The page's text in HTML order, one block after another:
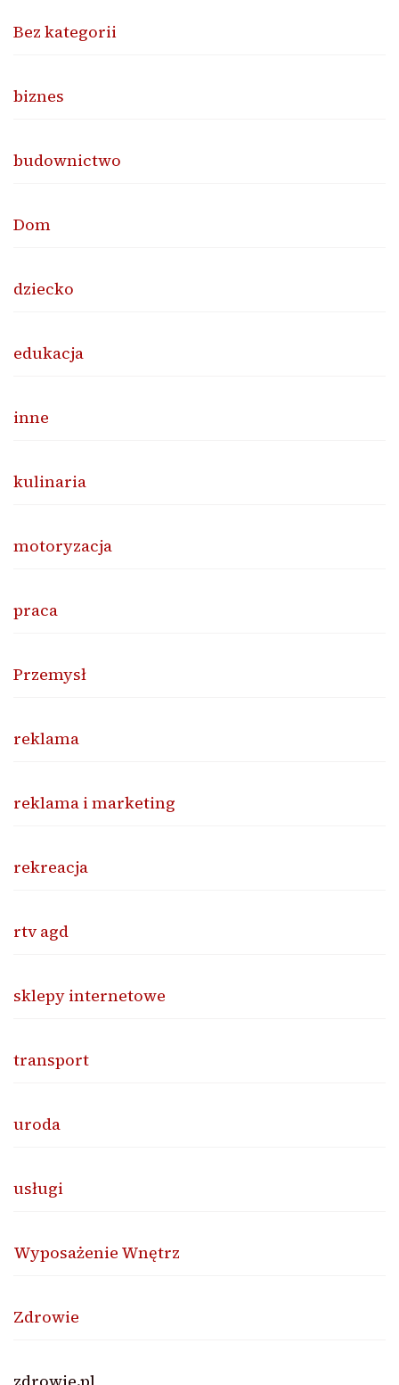
Bez kategorii
biznes
budownictwo
Dom
dziecko
edukacja
inne
kulinaria
motoryzacja
praca
Przemysł
reklama
reklama i marketing
rekreacja
rtv agd
sklepy internetowe
transport
uroda
usługi
Wyposażenie Wnętrz
Zdrowie